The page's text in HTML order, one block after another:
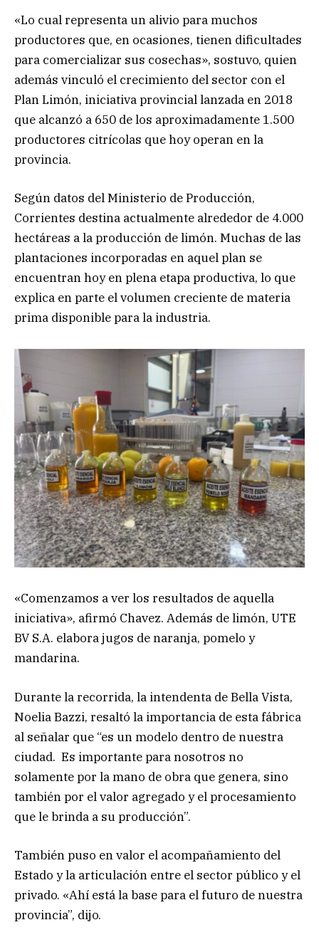
«Lo cual representa un alivio para muchos
productores que, en ocasiones, tienen dificultades
para comercializar sus cosechas», sostuvo, quien
además vinculó el crecimiento del sector con el
Plan Limón, iniciativa provincial lanzada en 2018
que alcanzó a 650 de los aproximadamente 1.500
productores citrícolas que hoy operan en la
provincia.
Según datos del Ministerio de Producción,
Corrientes destina actualmente alrededor de 4.000
hectáreas a la producción de limón. Muchas de las
plantaciones incorporadas en aquel plan se
encuentran hoy en plena etapa productiva, lo que
explica en parte el volumen creciente de materia
prima disponible para la industria.
«Comenzamos a ver los resultados de aquella
iniciativa», afirmó Chavez. Además de limón, UTE
BV S.A. elabora jugos de naranja, pomelo y
mandarina.
Durante la recorrida, la intendenta de Bella Vista,
Noelia Bazzi, resaltó la importancia de esta fábrica
al señalar que “es un modelo dentro de nuestra
ciudad. Es importante para nosotros no
solamente por la mano de obra que genera, sino
también por el valor agregado y el procesamiento
que le brinda a su producción”.
También puso en valor el acompañamiento del
Estado y la articulación entre el sector público y el
privado. «Ahí está la base para el futuro de nuestra
provincia”, dijo.